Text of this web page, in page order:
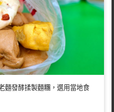
麵發酵揉製麵糰，選用當地食